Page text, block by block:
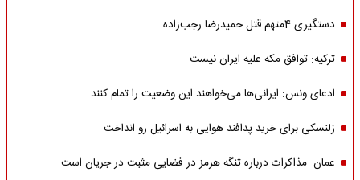
دستگیری 4متهم قتل حمیدرضا رجب‌زاده
ترکیه: توافق مکه علیه ایران نیست
ادعای ونس: ایرانی‌ها می‌خواهند این وضعیت را تمام کنند
زلنسکی برای خرید پدافند هوایی به اسرائیل رو انداخت
عمان: مذاکرات درباره تنگه هرمز در فضایی مثبت در جریان است